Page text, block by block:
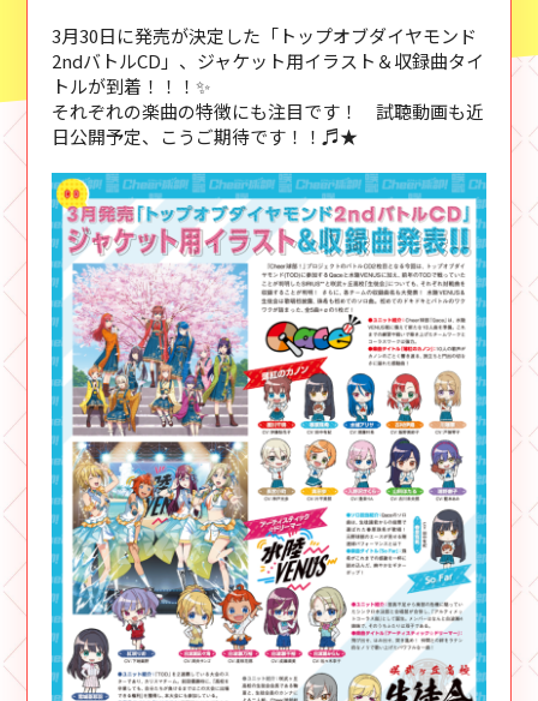
3月30日に発売が決定した「トップオブダイヤモンド
2ndバトルCD」、ジャケット用イラスト＆収録曲タイ
トルが到着！！！✨
それぞれの楽曲の特徴にも注目です！ 試聴動画も近
日公開予定、こうご期待です！！♬★